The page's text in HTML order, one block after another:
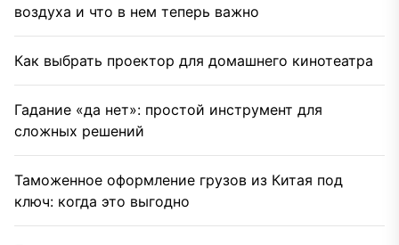
воздуха и что в нем теперь важно
Как выбрать проектор для домашнего кинотеатра
Гадание «да нет»: простой инструмент для
сложных решений
Таможенное оформление грузов из Китая под
ключ: когда это выгодно